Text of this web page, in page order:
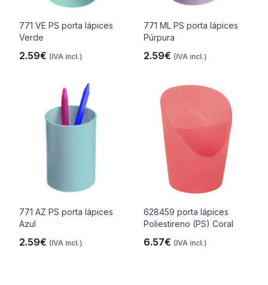
771 VE PS porta lápices
Verde
2.59€ (IVA incl.)
771 ML PS porta lápices
Púrpura
2.59€ (IVA incl.)
771 AZ PS porta lápices
Azul
2.59€ (IVA incl.)
628459 porta lápices
Poliestireno (PS) Coral
6.57€ (IVA incl.)